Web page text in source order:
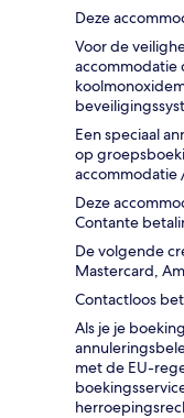
Deze
Voor de
accommodatie
Een speciaal
op
accommodatie
Deze
Contante
De volgende
Mastercard,
Contactloos
Als je je
met de EU-